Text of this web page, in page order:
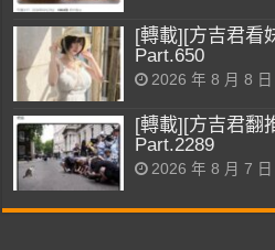
[轉載][方吉君看
Part.650
2026 年 8 月 8 日
[轉載][方吉君翻
Part.2289
2026 年 8 月 7 日